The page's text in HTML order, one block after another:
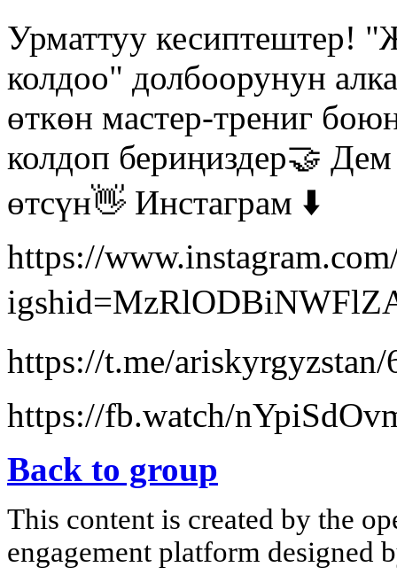
Урматтуу кесиптештер!
колдоо" долбоорунун
өткөн мастер-трениг
колдоп бериңиздер🤝
өтсүн👋 Инстаграм ⬇️
https://
https://t.me/
https://fb.watch/
Back to group
This content is created by the
engagement platform designed